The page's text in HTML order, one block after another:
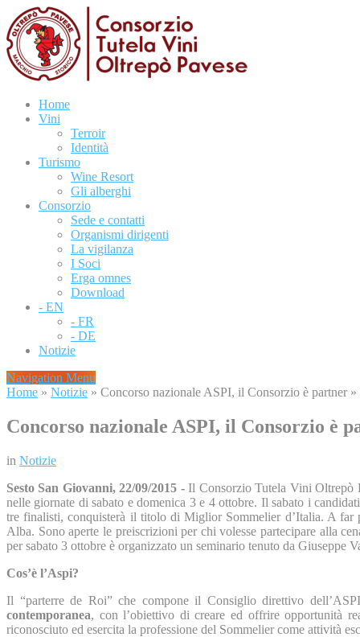
Home
Vini
Terroir
Identità
Turismo
Wine Resort
Gli alberghi
Consorzio
Sede e contatti
Organismi dirigenti
La vigilanza
I Soci
Erga omnes
Download
- EN
- FR
- DE
Notizie
Navigation Menu
Home » Notizie » Concorso nazionale ASPI, il Consorzio è partner »
Concorso nazionale ASPI, il Consorzio è
in Notizie
Sesto San Giovanni, 22/09/2015 -Il Consorzio Tutela Vini Oltrepò
nelle giornate di sabato e domenica 3 e 4 ottobre. Il sabato i
tre finalisti, conquisterà il titolo di Miglior Sommelier d’Italia. A far
Alba. Sono aperte le preiscrizioni per chi volesse partecipare alla
per sabato 3 ottobre è organizzato un seminario tenuto da
Cos’è l’Aspi?
Il “parterre de Roi” che compone il Consiglio direttivo
contemporanea, con l’obiettivo di creare ed offrire opportunità
riconosciuto ed esercita la professione del Sommelier come attività